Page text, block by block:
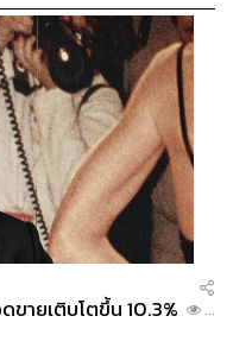
ายเติบโตขึ้น 10.3%
...